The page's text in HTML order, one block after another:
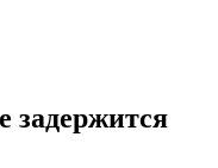
задержится